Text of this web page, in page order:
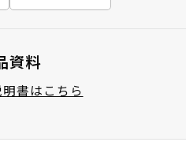
資料
書はこちら